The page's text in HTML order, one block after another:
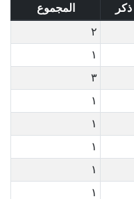
ذكر
المجموع
٢
١
٣
١
١
١
١
١